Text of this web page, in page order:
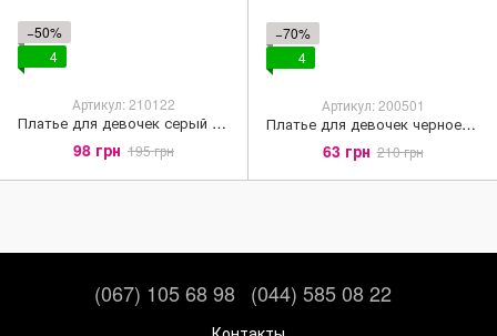
−50%
4
Артикул: 210122
Платье для девочек серый меланж с зайчиком
98 грн 195 грн
−70%
4
Артикул: 200501
Платье для девочек черное с принтом "Бэтмен"
63 грн 210 грн
(067) 105 68 98 (044) 585 08 22